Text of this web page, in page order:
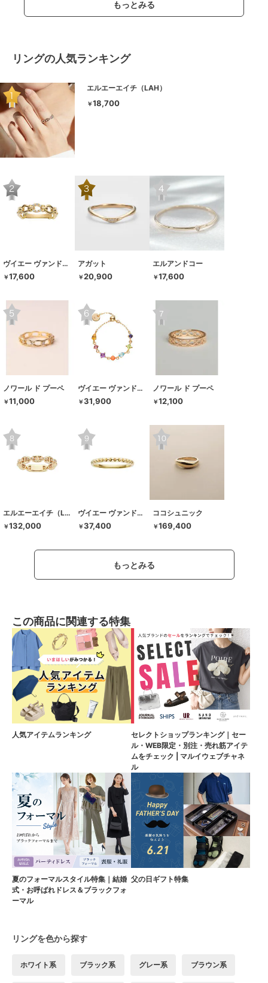
もっとみる
リングの人気ランキング
エルエーエイチ（LAH）
￥18,700
ヴイエー ヴァンドーム青山
￥17,600
アガット
￥20,900
エルアンドコー
￥17,600
ノワール ド プーペ
￥11,000
ヴイエー ヴァンドーム青山
￥31,900
ノワール ド プーペ
￥12,100
エルエーエイチ（LAH）
￥132,000
ヴイエー ヴァンドーム青山
￥37,400
ココシュニック
￥169,400
もっとみる
この商品に関連する特集
人気アイテムランキング
セレクトショップランキング｜セー
ル・WEB限定・別注・売れ筋アイテ
ムをチェック | マルイウェブチャネ
ル
夏のフォーマルスタイル特集｜結婚
式・お呼ばれドレス＆ブラックフォ
ーマル
父の日ギフト特集
リングを色から探す
ホワイト系 ブラック系 グレー系 ブラウン系